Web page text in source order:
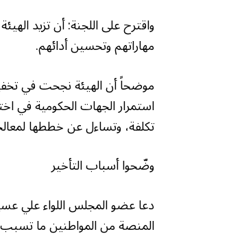
واقترح على اللجنة: أن تزيد
مهاراتهم وتحسين أدائهم.
استمرار الجهات الحكومية في
تكلفة، وتساءل عن خططها
وضّحوا أسباب التأخير
دعا عضو المجلس اللواء علي
المنصة من المواطنين ما تسبب